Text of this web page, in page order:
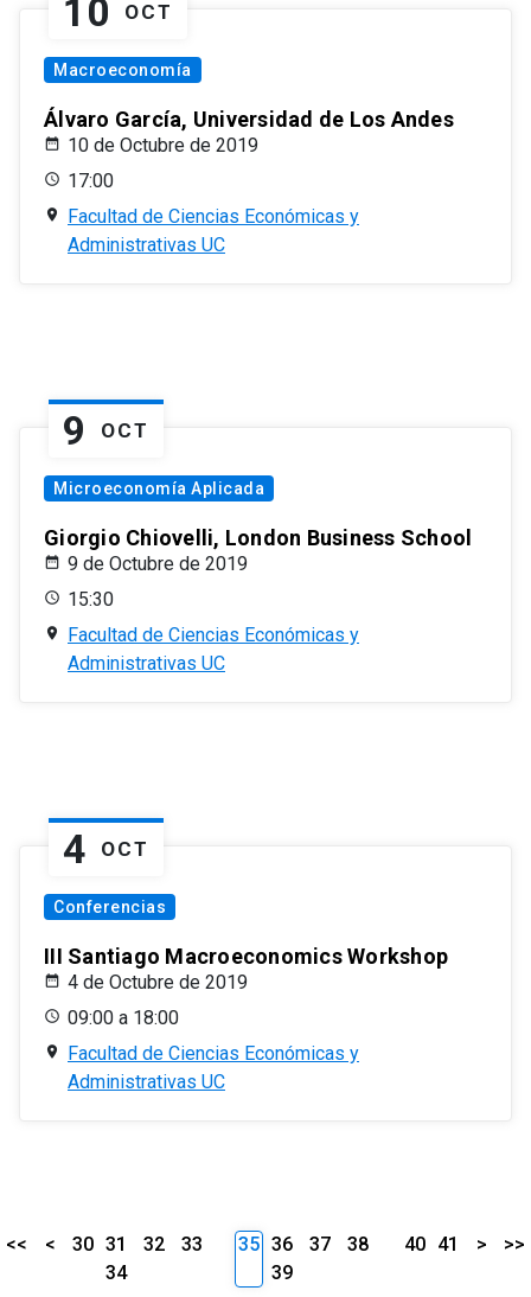
10 OCT
Macroeconomía
Álvaro García, Universidad de Los Andes
10 de Octubre de 2019
17:00
Facultad de Ciencias Económicas y
Administrativas UC
9 OCT
Microeconomía Aplicada
Giorgio Chiovelli, London Business School
9 de Octubre de 2019
15:30
Facultad de Ciencias Económicas y
Administrativas UC
4 OCT
Conferencias
III Santiago Macroeconomics Workshop
4 de Octubre de 2019
09:00 a 18:00
Facultad de Ciencias Económicas y
Administrativas UC
<< < 30 31 32
33
34
35 36 37
38
39
40 41 > >>